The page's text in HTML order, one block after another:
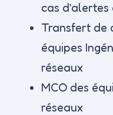
cas
Transfert de
équipes
réseaux
MCO des
réseaux